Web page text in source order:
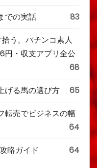
での実話 83
う。パチンコ素人
円・収支アプリ全公
68
げる馬の選び方 65
転売でビジネスの幅
64
略ガイド 64